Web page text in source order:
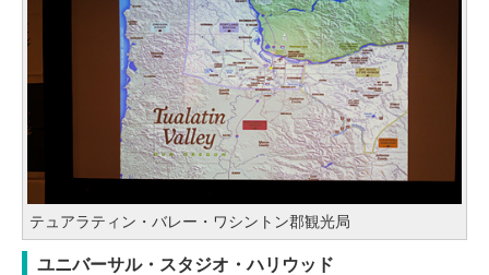
テュアラティン・バレー・ワシントン郡観光局
ユニバーサル・スタジオ・ハリウッド